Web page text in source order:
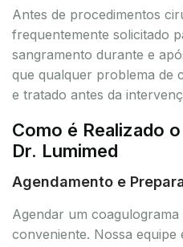
Antes de procedimentos
frequentemente solicitado
sangramento durante e
que qualquer problema de
e tratado antes da
Como é Realizado
Dr. Lumimed
Agendamento e
Agendar um
conveniente. Nossa